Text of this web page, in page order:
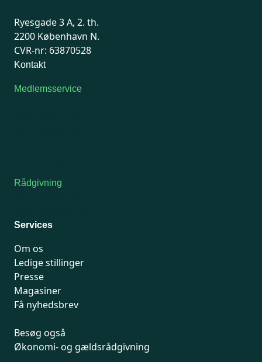
Ryesgade 3 A, 2. th.
2200 København N.
CVR-nr: 63870528
Kontakt
Medlemsservice
Rådgivning
Services
Om os
Ledige stillinger
Presse
Magasiner
Få nyhedsbrev
Besøg også
Økonomi- og gældsrådgivning